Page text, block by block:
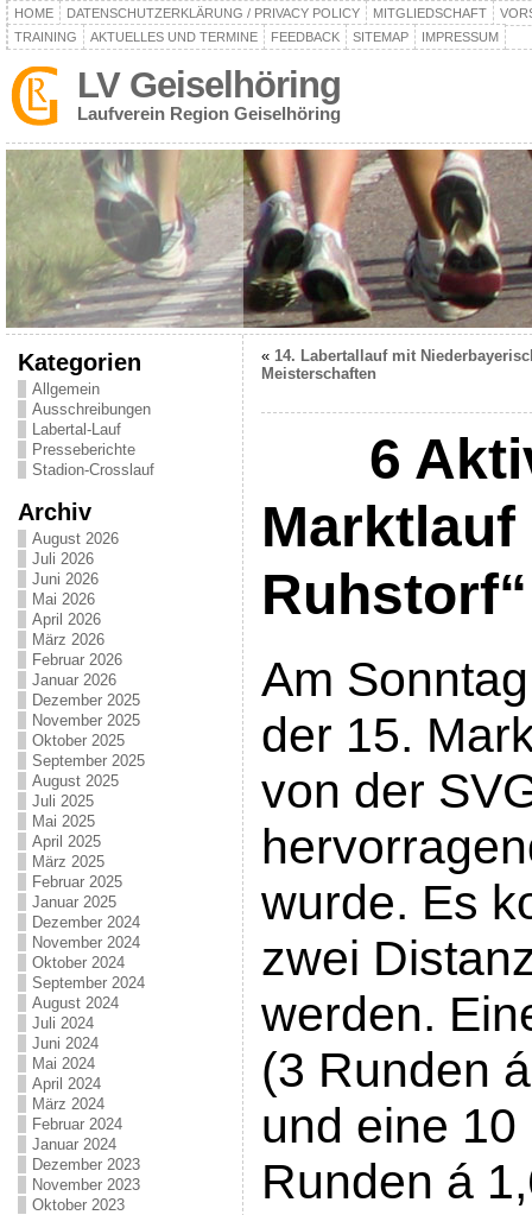
HOME DATENSCHUTZERKLÄRUNG / PRIVACY POLICY MITGLIEDSCHAFT
TRAINING
AKTUELLES UND TERMINE FEEDBACK SITEMAP IMPRESSUM
LV Geiselhöring
Laufverein Region Geiselhöring
Kategorien
Allgemein
Ausschreibungen
Labertal-Lauf
Presseberichte
Stadion-Crosslauf
Archiv
August 2026
Juli 2026
Juni 2026
Mai 2026
April 2026
März 2026
Februar 2026
Januar 2026
Dezember 2025
November 2025
Oktober 2025
September 2025
August 2025
Juli 2025
Mai 2025
April 2025
März 2025
Februar 2025
Januar 2025
Dezember 2024
November 2024
Oktober 2024
September 2024
August 2024
Juli 2024
Juni 2024
Mai 2024
April 2024
März 2024
Februar 2024
Januar 2024
Dezember 2023
November 2023
Oktober 2023
« 14. Labertallauf mit
Meisterschaften
6
Marktlauf
Am
der 15.
von der
wurde. Es
zwei
werden.
(3 Runden
und eine
Runden á